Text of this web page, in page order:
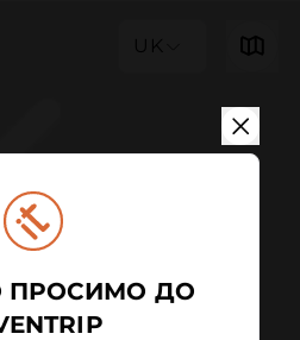
UK
ПРОСИМО ДО